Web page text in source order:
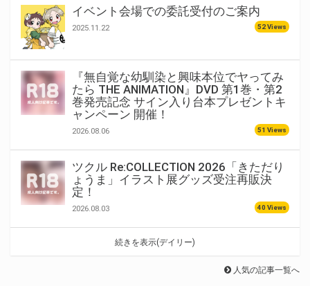
イベント会場での委託受付のご案内
2025.11.22 52 Views
『無自覚な幼馴染と興味本位でヤってみ
たら THE ANIMATION』DVD 第1巻・第2
巻発売記念 サイン入り台本プレゼントキ
ャンペーン 開催！
2026.08.06 51 Views
ツクル Re:COLLECTION 2026「きただり
ょうま」イラスト展グッズ受注再販決
定！
2026.08.03 40 Views
続きを表示(デイリー)
人気の記事一覧へ